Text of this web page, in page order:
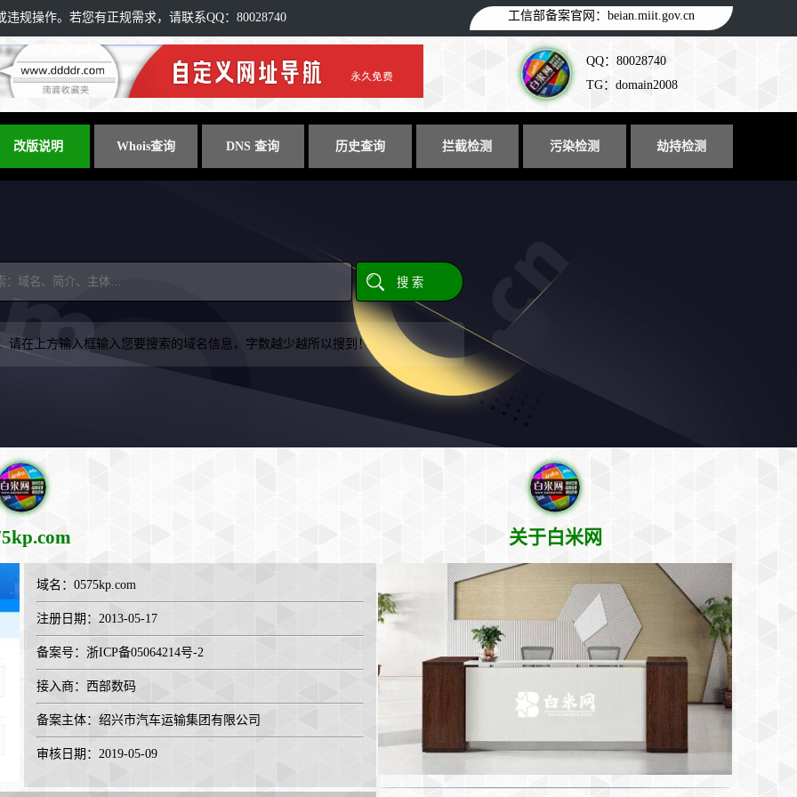
规操作。若您有正规需求，请联系QQ：80028740 工信部备案官网： beian.miit.gov.cn
QQ：80028740
TG：domain2008
改版说明 Whois查询 DNS 查询 历史查询 拦截检测 污染检测 劫持检测
请在上方输入框输入您要搜索的域名信息，字数越少越所以搜到！
域名： 0575kp.com
注册日期：2013-05-17
备案号：浙ICP备05064214号-2
接入商： 西部数码
备案主体：绍兴市汽车运输集团有限公司
审核日期：2019-05-09
关于白米网